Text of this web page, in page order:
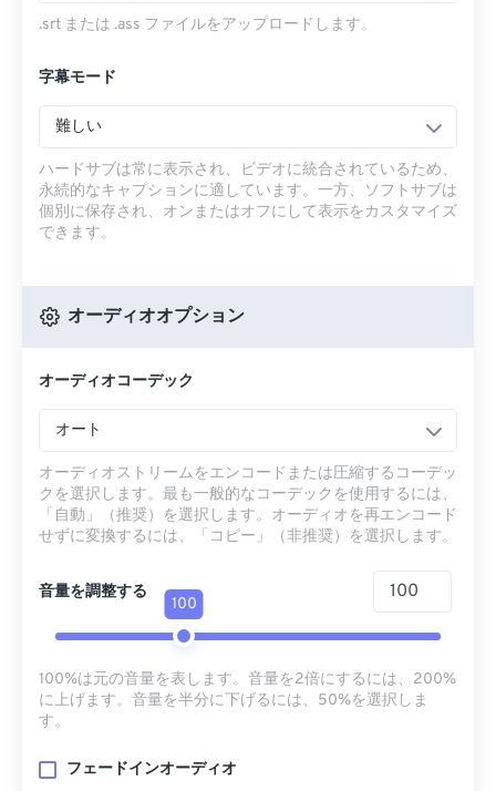
.srt または .ass ファイルをアップロードします。
字幕モード
難しい
ハードサブは常に表示され、ビデオに統合されているため、
永続的なキャプションに適しています。一方、ソフトサブは
個別に保存され、オンまたはオフにして表示をカスタマイズ
できます。
オーディオオプション
オーディオコーデック
オート
オーディオストリームをエンコードまたは圧縮するコーデッ
クを選択します。最も一般的なコーデックを使用するには、
「自動」（推奨）を選択します。オーディオを再エンコード
せずに変換するには、「コピー」（非推奨）を選択します。
音量を調整する
100
100%は元の音量を表します。音量を2倍にするには、200%
に上げます。音量を半分に下げるには、50%を選択しま
す。
フェードインオーディオ